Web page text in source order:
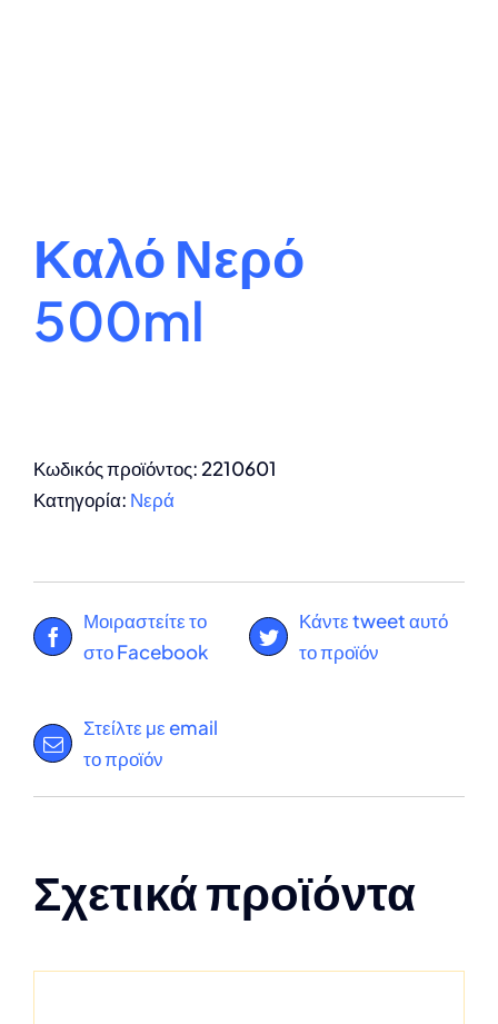
Καλό Νερό
500ml
Κωδικός προϊόντος: 2210601
Κατηγορία: Νερά
Μοιραστείτε το
στο Facebook
Κάντε tweet αυτό
το προϊόν
Στείλτε με email
το προϊόν
Σχετικά προϊόντα